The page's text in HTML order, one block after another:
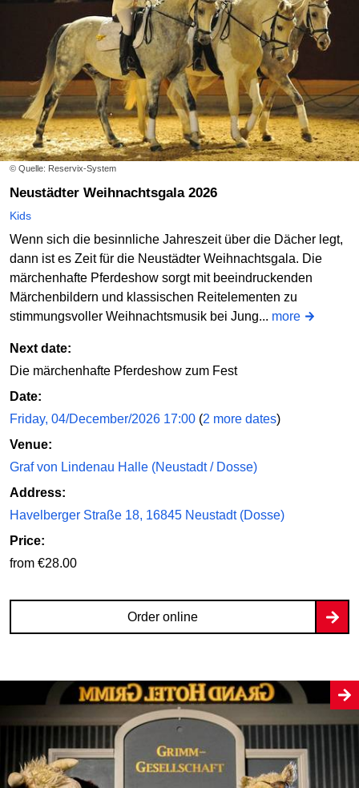
© Quelle: Reservix-System
Neustädter Weihnachtsgala 2026
Kids
Wenn sich die besinnliche Jahreszeit über die Dächer legt,
dann ist es Zeit für die Neustädter Weihnachtsgala. Die
märchenhafte Pferdeshow sorgt mit beeindruckenden
Märchenbildern und klassischen Reitelementen zu
stimmungsvoller Weihnachtsmusik bei Jung... more
Next date:
Die märchenhafte Pferdeshow zum Fest
Date:
Friday, 04/December/2026 17:00 (2 more dates)
Venue:
Graf von Lindenau Halle (Neustadt / Dosse)
Address:
Havelberger Straße 18, 16845 Neustadt (Dosse)
Price:
from €28.00
Order online